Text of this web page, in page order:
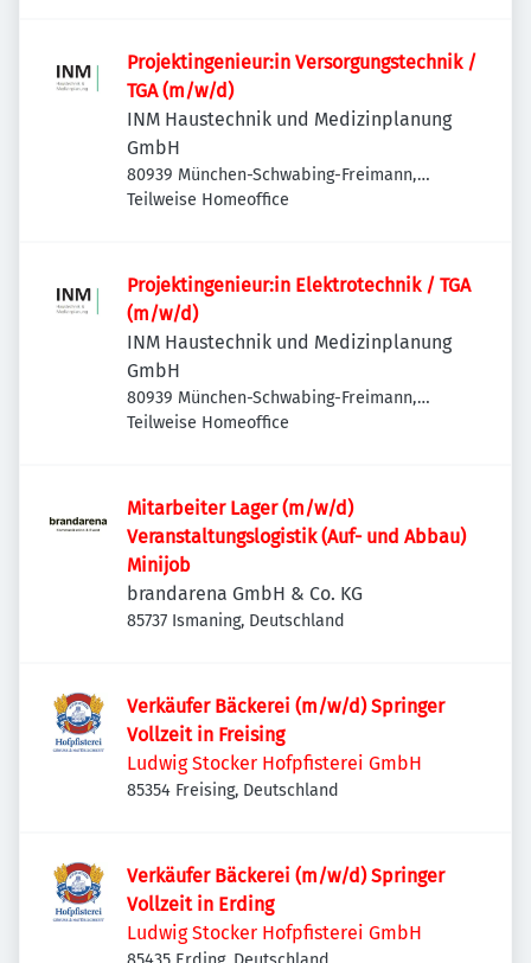
Projektingenieur:in Versorgungstechnik /
TGA (m/w/d)
INM Haustechnik und Medizinplanung
GmbH
80939 München-Schwabing-Freimann,
Deutschland
Teilweise Homeoffice
Projektingenieur:in Elektrotechnik / TGA
(m/w/d)
INM Haustechnik und Medizinplanung
GmbH
80939 München-Schwabing-Freimann,
Deutschland
Teilweise Homeoffice
Mitarbeiter Lager (m/w/d)
Veranstaltungslogistik (Auf- und Abbau)
Minijob
brandarena GmbH & Co. KG
85737 Ismaning, Deutschland
Verkäufer Bäckerei (m/w/d) Springer
Vollzeit in Freising
Ludwig Stocker Hofpfisterei GmbH
85354 Freising, Deutschland
Verkäufer Bäckerei (m/w/d) Springer
Vollzeit in Erding
Ludwig Stocker Hofpfisterei GmbH